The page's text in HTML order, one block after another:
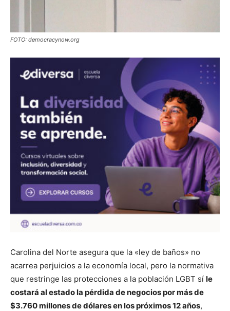
FOTO: democracynow.org
Carolina del Norte asegura que la «ley de baños» no
acarrea perjuicios a la economía local, pero la normativa
que restringe las protecciones a la población LGBT sí le
costará al estado la pérdida de negocios por más de
$3.760 millones de dólares en los próximos 12 años,